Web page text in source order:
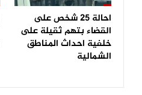
احالة 25 شخص على
القضاء بتهم ثقيلة على
خلفية احداث المناطق
الشمالية